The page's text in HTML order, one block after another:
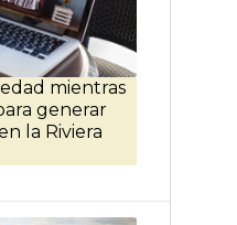
mientras
generar
la Riviera